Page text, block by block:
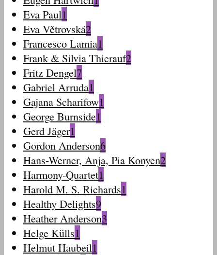
Eva Paul1
Eva Větrovská2
Francesco Lamia1
Frank & Silvia Thierauf2
Fritz Dengel7
Gabriel Arruda1
Gajana Scharifow1
George Burnside1
Gerd Jäger1
Gordon Anderson6
Hans-Werner, Anja, Pia Konyen2
Harmony-Quartet1
Harold M. S. Richards1
Healthy Delights9
Heather Anderson3
Helge Külls1
Helmut Haubeil1